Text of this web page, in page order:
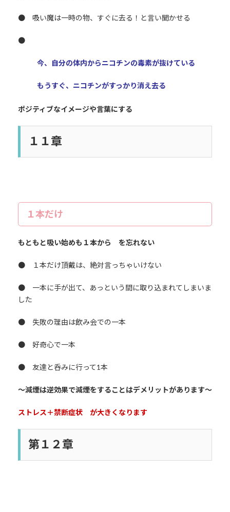
● 吸い魔は一時の物、すぐに去る！と言い聞かせる
●
今、自分の体内からニコチンの毒素が抜けている
もうすぐ、ニコチンがすっかり消え去る
ポジティブなイメージや言葉にする
１１章
１本だけ
もともと吸い始めも１本から を忘れない
● １本だけ頂戴は、絶対言っちゃいけない
● 一本に手が出て、あっという間に取り込まれてしまいま
した
● 失敗の理由は飲み会での一本
● 好奇心で一本
● 友達と呑みに行って1本
～減煙は逆効果で減煙をすることはデメリットがあります～
ストレス＋禁断症状 が大きくなります
第１２章